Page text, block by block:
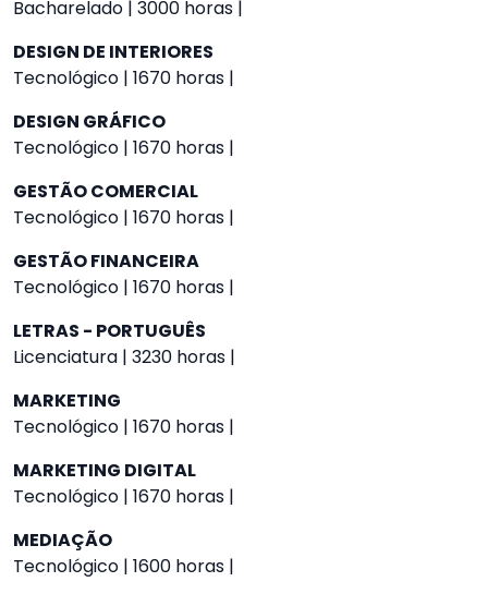
Bacharelado | 3000 horas |
DESIGN DE INTERIORES
Tecnológico | 1670 horas |
DESIGN GRÁFICO
Tecnológico | 1670 horas |
GESTÃO COMERCIAL
Tecnológico | 1670 horas |
GESTÃO FINANCEIRA
Tecnológico | 1670 horas |
LETRAS - PORTUGUÊS
Licenciatura | 3230 horas |
MARKETING
Tecnológico | 1670 horas |
MARKETING DIGITAL
Tecnológico | 1670 horas |
MEDIAÇÃO
Tecnológico | 1600 horas |